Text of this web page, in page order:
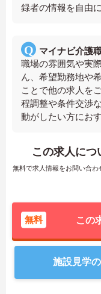
録者の情報を自由
マイナビ介護
職場の雰囲気や実
ん、希望勤務地や
ことで他の求人を
程調整や条件交渉
動がしたい方にお
この求人につ
無料で求人情報をお問い合
無料 この
施設見学